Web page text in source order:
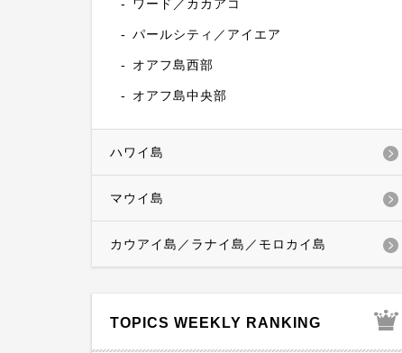
ワード／カカアコ
パールシティ／アイエア
オアフ島西部
オアフ島中央部
ハワイ島
マウイ島
カウアイ島／ラナイ島／モロカイ島
TOPICS WEEKLY RANKING